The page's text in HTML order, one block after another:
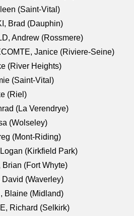
(Saint-Vital)
Brad (Dauphin)
Andrew (Rossmere)
Janice (Riviere-Seine)
(River Heights)
(Saint-Vital)
(Riel)
(La Verendrye)
(Wolseley)
(Mont-Riding)
(Kirkfield Park)
Brian (Fort Whyte)
David (Waverley)
Blaine (Midland)
Richard (Selkirk)